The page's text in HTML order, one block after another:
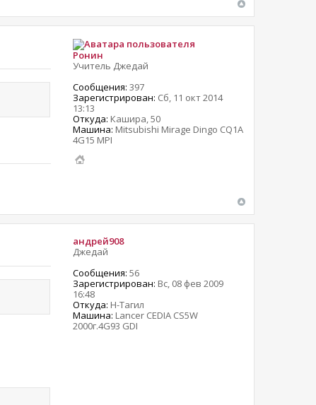
Ронин
Учитель Джедай
Сообщения: 397
Зарегистрирован: Сб, 11 окт 2014
13:13
Откуда: Кашира, 50
Машина: Mitsubishi Mirage Dingo CQ1A
4G15 MPI
андрей908
Джедай
Сообщения: 56
Зарегистрирован: Вс, 08 фев 2009
16:48
Откуда: Н-Тагил
Машина: Lancer CEDIA CS5W
2000г.4G93 GDI